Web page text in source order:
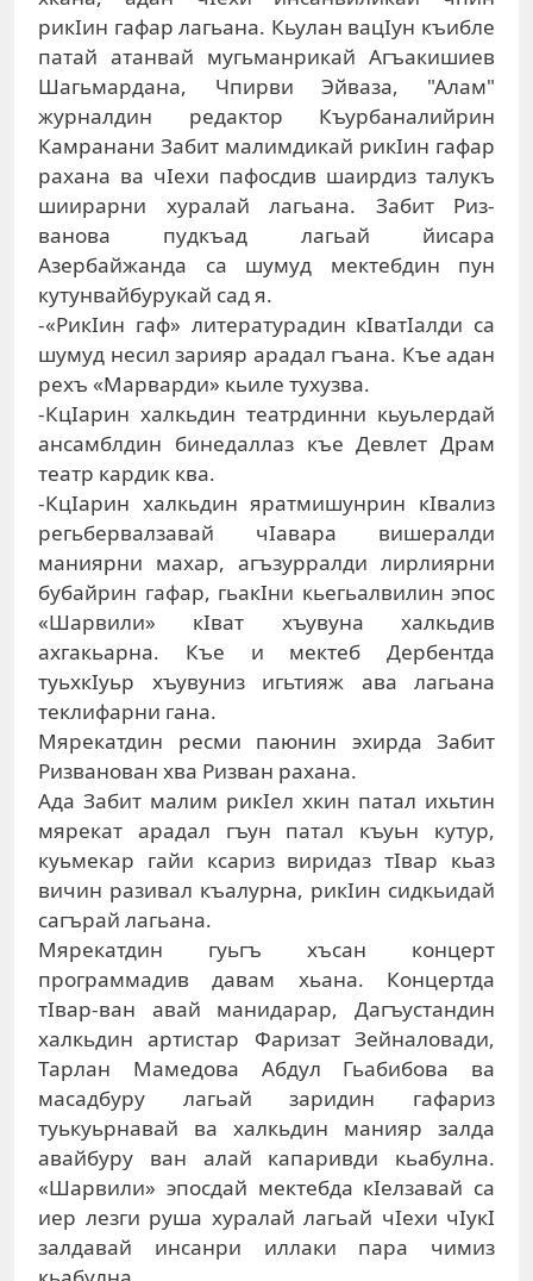
рикIин гафар лагьана. Кьулан вацIун къиб­ле
патай атанвай мугьманрикай Агъакишиев
Шагьмардана, Чпирви Эйваза, "Алам"
журналдин редактор Къурбаналийрин
Камранани Забит малимдикай рикIин гафар
рахана ва чIехи пафосдив шаирдиз талукъ
шиирарни хуралай лагьа­на. Забит Риз­
ванова пудкъад лагьай йисара
Азербайжанда са шумуд мектебдин пун
кутунвайбурукай сад я.
-«РикIин гаф» литературадин кIватIалди са
шумуд несил зарияр арадал гъана. Къе адан
рехъ «Марварди» кьиле тухузва.
-КцIарин халкьдин театрдинни кьуьлердай
ансамблдин бинедаллаз къе Девлет Драм
театр кардик ква.
-КцIарин халкьдин яратмишунрин кIвализ
регьбервалзавай чIавара вишералди
маниярни махар, агъзурралди лирлиярни
бубайрин гафар, гьакIни кьегьалвилин эпос
«Шарвили» кIват хъувуна халкьдив
ахгакьарна. Къе и мектеб Дербентда
туьхкIуьр хъувуниз игьтияж ава лагьана
теклифарни гана.
Мярекатдин ресми паюнин эхирда Забит
Риз­ванован хва Ризван рахана.
Ада Забит малим рикIел хкин патал ихьтин
мярекат арадал гъун патал къуьн кутур,
куьмекар гайи ксариз виридаз тIвар кьаз
вичин разивал къалурна, рикIин сидкьидай
сагърай лагьана.
Мярекатдин гуьгъ хъсан концерт
программадив давам хьана. Концертда
тIвар-ван авай манидарар, Дагъустандин
халкьдин артистар Фаризат Зейналовади,
Тарлан Мамедова Абдул Гьабибова ва
масадбуру лагьай заридин гафариз
туькуьрнавай ва халкьдин манияр залда
авайбуру ван алай капаривди кьабулна.
«Шарвили» эпосдай мектебда кIелзавай са
иер лезги руша хуралай лагьай чIехи чIукI
залдавай инсанри иллаки пара чимиз